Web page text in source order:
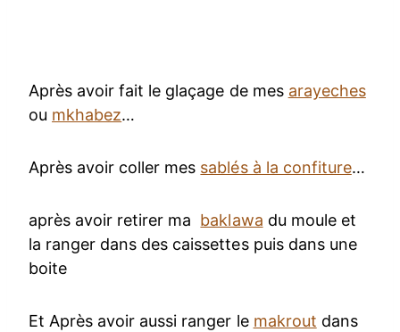
Après avoir fait le glaçage de mes arayeches
ou mkhabez…
Après avoir coller mes sablés à la confiture…
après avoir retirer ma baklawa du moule et
la ranger dans des caissettes puis dans une
boite
Et Après avoir aussi ranger le makrout dans